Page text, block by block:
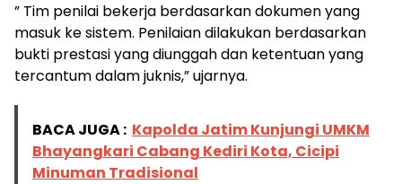
” Tim penilai bekerja berdasarkan dokumen yang
masuk ke sistem. Penilaian dilakukan berdasarkan
bukti prestasi yang diunggah dan ketentuan yang
tercantum dalam juknis,” ujarnya.
BACA JUGA : Kapolda Jatim Kunjungi UMKM
Bhayangkari Cabang Kediri Kota, Cicipi
Minuman Tradisional